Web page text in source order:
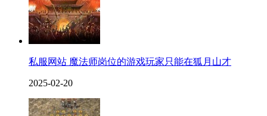
私服网站 魔法师岗位的游戏玩家只能在狐月山才
2025-02-20